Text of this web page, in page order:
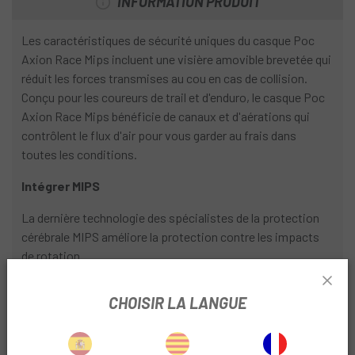
Les caractéristiques de sécurité uniques du casque Poc
Axion Race Mips incluent une visière amovible brevetée qui
réduit les forces transmises au cou en cas de collision.
Conçu pour les coureurs de trail et d'enduro, le casque Poc
Axion Race Mips bénéficie de canaux et d'aérations qui
contrôlent le flux d'air pour vous garder au frais dans
toutes les conditions.
Intégrer MIPS
La dernière technologie des spécialistes de la protection
cérébrale MIPS améliore la protection contre les impacts
de rotation.
Boîtier monobloc
CHOISIR LA LANGUE